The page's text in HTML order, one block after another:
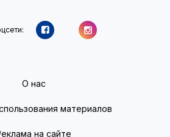
О нас
материалов
на сайте